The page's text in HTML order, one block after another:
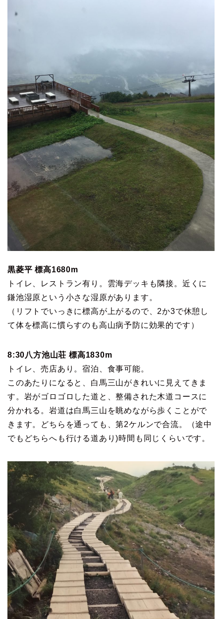
黒菱平 標高1680m
トイレ、レストラン有り。雲海デッキも隣接。近くに
鎌池湿原という小さな湿原があります。
（リフトでいっきに標高が上がるので、2か3で休憩し
て体を標高に慣らすのも高山病予防に効果的です）
8:30八方池山荘 標高1830m
トイレ、売店あり。宿泊、食事可能。
このあたりになると、白馬三山がきれいに見えてきま
す。岩がゴロゴロした道と、整備された木道コースに
分かれる。岩道は白馬三山を眺めながら歩くことがで
きます。どちらを通っても、第2ケルンで合流。（途中
でもどちらへも行ける道あり)時間も同じくらいです。